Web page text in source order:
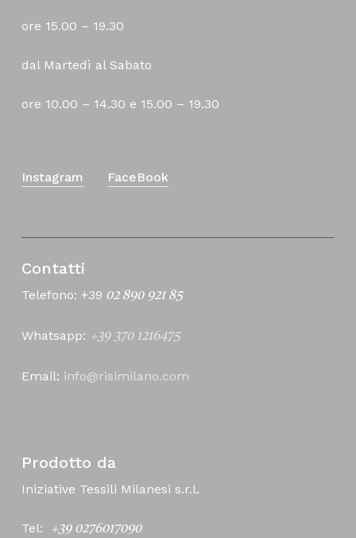
ore 15.00 – 19.30
dal Martedì al Sabato
ore 10.00 – 14.30 e 15.00 – 19.30
Instagram FaceBook
Contatti
Telefono: +39 02 890 921 85
Whatsapp: +39 370 1216475
Email: info@risimilano.com
Prodotto da
Iniziative Tessili Milanesi s.r.l.
Tel: +39 0276017090